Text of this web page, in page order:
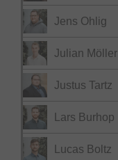
Jens Ohlig
Julian Möller
Justus Tartz
Lars Burhop
Lucas Boltz